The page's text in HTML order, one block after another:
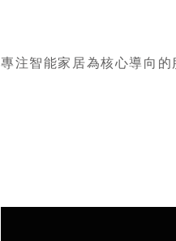
專注智能家居為核心導向的